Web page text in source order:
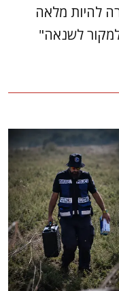
להיות מלאה
לשנאה"